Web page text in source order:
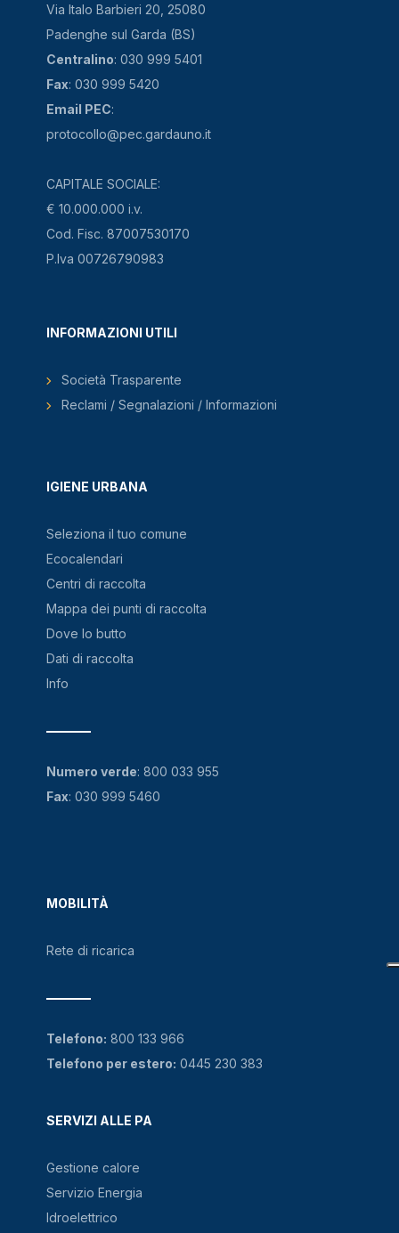
Via Italo Barbieri 20, 25080
Padenghe sul Garda (BS)
Centralino: 030 999 5401
Fax: 030 999 5420
Email PEC:
protocollo@pec.gardauno.it
CAPITALE SOCIALE:
€ 10.000.000 i.v.
Cod. Fisc. 87007530170
P.Iva 00726790983
IGIENE URBANA
Seleziona il tuo comune
Ecocalendari
Centri di raccolta
Mappa dei punti di raccolta
Dove lo butto
Dati di raccolta
Info
MOBILITÀ
Rete di ricarica
SERVIZI ALLE PA
Gestione calore
Servizio Energia
Idroelettrico
INFORMAZIONI UTILI
Società Trasparente
Reclami / Segnalazioni / Informazioni
Numero verde: 800 033 955
Fax: 030 999 5460
Telefono: 800 133 966
Telefono per estero: 0445 230 383